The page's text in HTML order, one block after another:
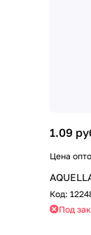
1.09
Цена
Код:
Под